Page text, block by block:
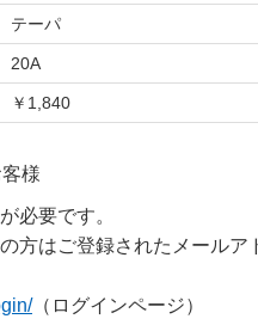
テーパ
20A
￥1,840
様
必要です。
方はご登録されたメールア
（ログインページ）